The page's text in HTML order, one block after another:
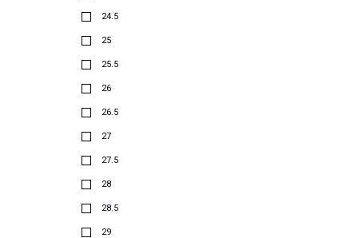
24.5
25
25.5
26
26.5
27
27.5
28
28.5
29